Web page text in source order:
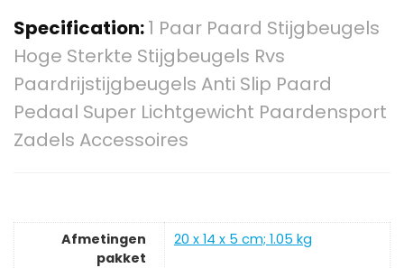
Specification:1 Paar Paard Stijgbeugels
Hoge Sterkte Stijgbeugels Rvs
Paardrijstijgbeugels Anti Slip Paard
Pedaal Super Lichtgewicht Paardensport
Zadels Accessoires
Afmetingen
pakket
‎20 x 14 x 5 cm; 1.05 kg